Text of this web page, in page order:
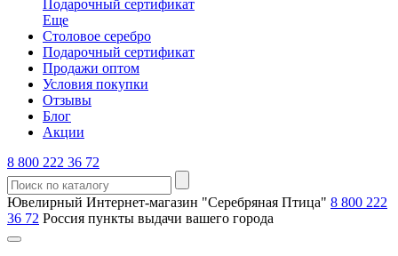
Подарочный сертификат
Еще
Столовое серебро
Подарочный сертификат
Продажи оптом
Условия покупки
Отзывы
Блог
Акции
8 800 222 36 72
Ювелирный Интернет-магазин "Серебряная Птица" 8 800 222
36 72 Россия пункты выдачи вашего города